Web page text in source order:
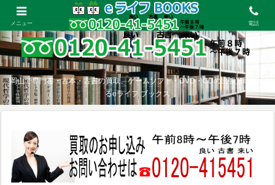
岡山で専門書・古本・古書の買取、ゲームソフト・DVD・CDの出張買取をす
るeライフ ブックス
メニュー 電話